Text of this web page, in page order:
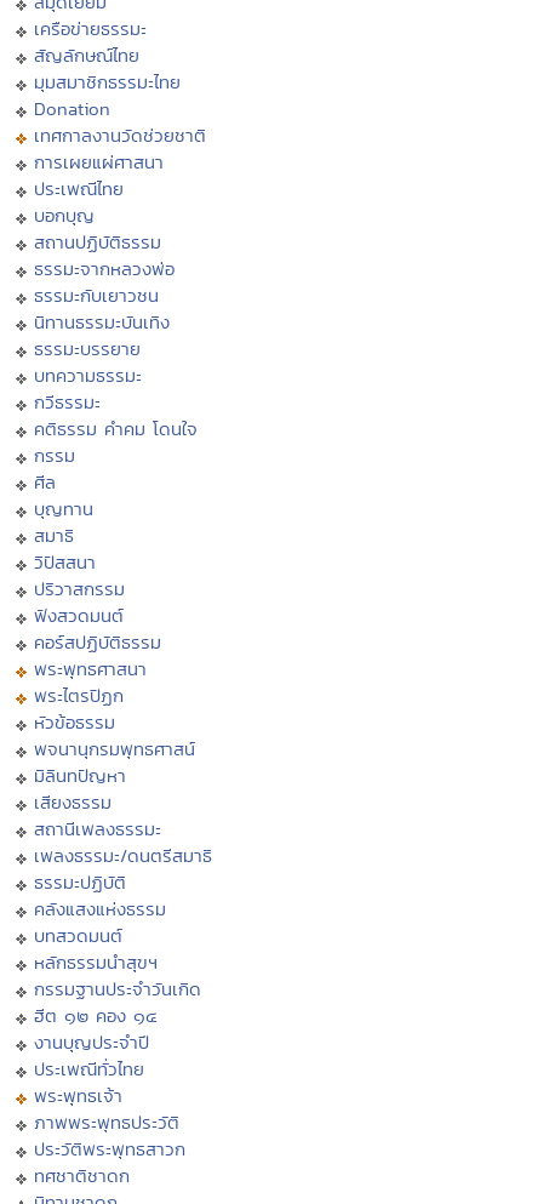
เครือข่ายธรรมะ
สัญลักษณ์ไทย
มุมสมาชิกธรรมะไทย
Donation
เทศกาลงานวัดช่วยชาติ
การเผยแผ่ศาสนา
ประเพณีไทย
บอกบุญ
สถานปฏิบัติธรรม
ธรรมะจากหลวงพ่อ
ธรรมะกับเยาวชน
นิทานธรรมะบันเทิง
ธรรมะบรรยาย
บทความธรรมะ
กวีธรรมะ
คติธรรม คำคม โดนใจ
กรรม
ศีล
บุญทาน
สมาธิ
วิปัสสนา
ปริวาสกรรม
ฟังสวดมนต์
คอร์สปฏิบัติธรรม
พระพุทธศาสนา
พระไตรปิฏก
หัวข้อธรรม
พจนานุกรมพุทธศาสน์
มิลินทปัญหา
เสียงธรรม
สถานีเพลงธรรมะ
เพลงธรรมะ/ดนตรีสมาธิ
ธรรมะปฏิบัติ
คลังแสงแห่งธรรม
บทสวดมนต์
หลักธรรมนำสุขฯ
กรรมฐานประจำวันเกิด
ฮีต ๑๒ คอง ๑๔
งานบุญประจำปี
ประเพณีทั่วไทย
พระพุทธเจ้า
ภาพพระพุทธประวัติ
ประวัติพระพุทธสาวก
ทศชาติชาดก